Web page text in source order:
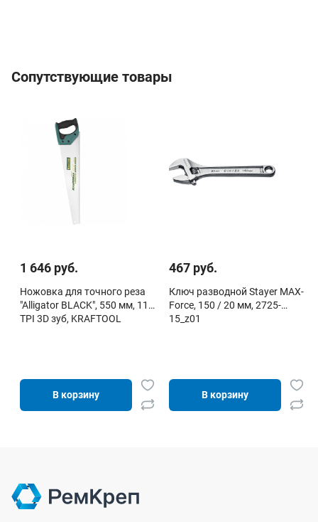
Сопутствующие товары
1 646 руб.
Ножовка для точного реза
"Alligator BLACK", 550 мм, 11
TPI 3D зуб, KRAFTOOL
В корзину
467 руб.
Ключ разводной Stayer MAX-
Force, 150 / 20 мм, 2725-
15_z01
В корзину